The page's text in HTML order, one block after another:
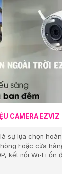
CAMERA EZVIZ
sự lựa chọn
hoặc cửa
kết nối Wi-Fi ổn